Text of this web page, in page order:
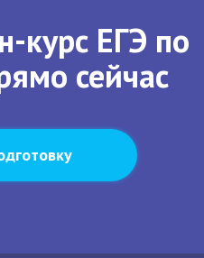
курс ЕГЭ по
сейчас